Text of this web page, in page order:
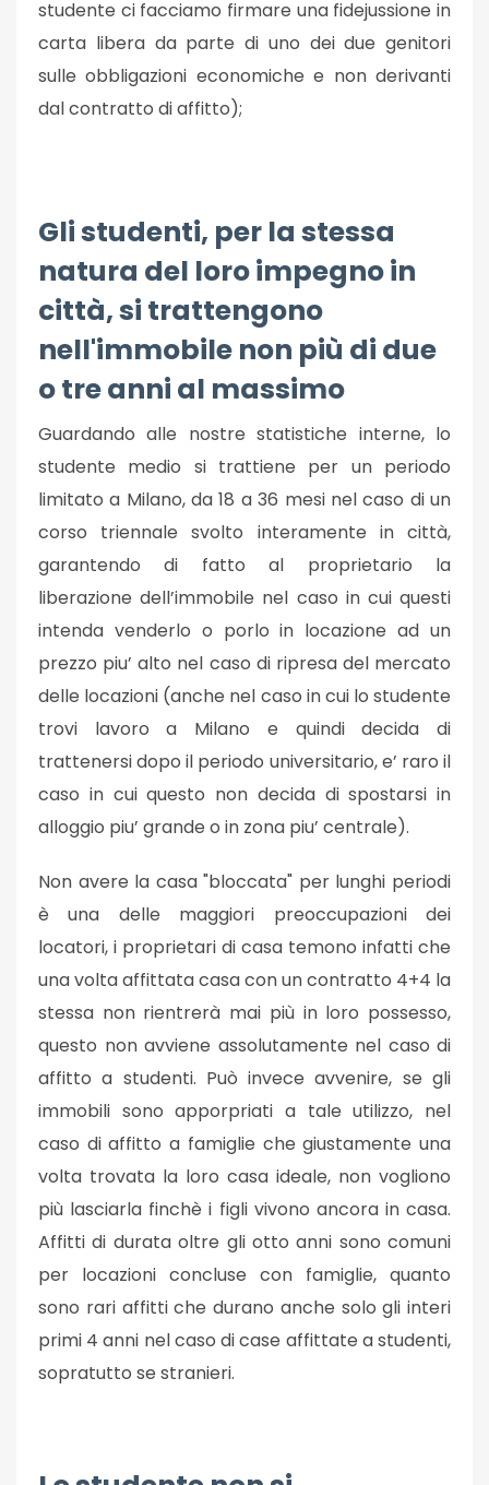
studente ci facciamo firmare una fidejussione in
carta libera da parte di uno dei due genitori
sulle obbligazioni economiche e non derivanti
dal contratto di affitto);
Gli studenti, per la stessa
natura del loro impegno in
città, si trattengono
nell'immobile non più di due
o tre anni al massimo
Guardando alle nostre statistiche interne, lo
studente medio si trattiene per un periodo
limitato a Milano, da 18 a 36 mesi nel caso di un
corso triennale svolto interamente in città,
garantendo di fatto al proprietario la
liberazione dell’immobile nel caso in cui questi
intenda venderlo o porlo in locazione ad un
prezzo piu’ alto nel caso di ripresa del mercato
delle locazioni (anche nel caso in cui lo studente
trovi lavoro a Milano e quindi decida di
trattenersi dopo il periodo universitario, e’ raro il
caso in cui questo non decida di spostarsi in
alloggio piu’ grande o in zona piu’ centrale).
Non avere la casa "bloccata" per lunghi periodi
è una delle maggiori preoccupazioni dei
locatori, i proprietari di casa temono infatti che
una volta affittata casa con un contratto 4+4 la
stessa non rientrerà mai più in loro possesso,
questo non avviene assolutamente nel caso di
affitto a studenti. Può invece avvenire, se gli
immobili sono apporpriati a tale utilizzo, nel
caso di affitto a famiglie che giustamente una
volta trovata la loro casa ideale, non vogliono
più lasciarla finchè i figli vivono ancora in casa.
Affitti di durata oltre gli otto anni sono comuni
per locazioni concluse con famiglie, quanto
sono rari affitti che durano anche solo gli interi
primi 4 anni nel caso di case affittate a studenti,
sopratutto se stranieri.